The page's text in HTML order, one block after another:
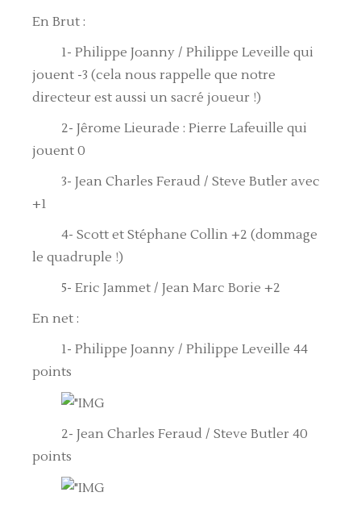
En Brut :
1- Philippe Joanny / Philippe Leveille qui
jouent -3 (cela nous rappelle que notre
directeur est aussi un sacré joueur !)
2- Jêrome Lieurade : Pierre Lafeuille qui
jouent 0
3- Jean Charles Feraud / Steve Butler avec
+1
4- Scott et Stéphane Collin +2 (dommage
le quadruple !)
5- Eric Jammet / Jean Marc Borie +2
En net :
1- Philippe Joanny / Philippe Leveille 44
points
2- Jean Charles Feraud / Steve Butler 40
points